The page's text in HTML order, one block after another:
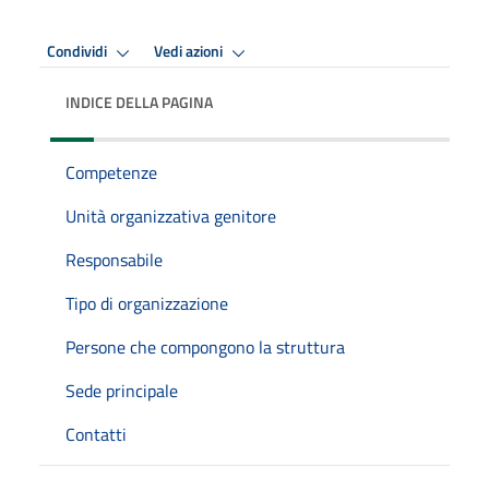
Condividi Vedi azioni
INDICE DELLA PAGINA
Competenze
Unità organizzativa genitore
Responsabile
Tipo di organizzazione
Persone che compongono la struttura
Sede principale
Contatti